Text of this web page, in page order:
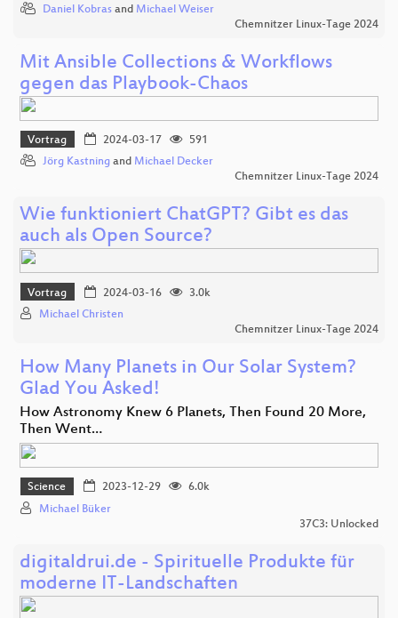
Daniel Kobras and Michael Weiser
Chemnitzer Linux-Tage 2024
Mit Ansible Collections & Workflows
gegen das Playbook-Chaos
Vortrag 2024-03-17
591
Jörg Kastning and Michael Decker
Chemnitzer Linux-Tage 2024
Wie funktioniert ChatGPT? Gibt es das
auch als Open Source?
Vortrag 2024-03-16
3.0k
Michael Christen
Chemnitzer Linux-Tage 2024
How Many Planets in Our Solar System?
Glad You Asked!
How Astronomy Knew 6 Planets, Then Found 20 More,
Then Went…
Science 2023-12-29
6.0k
Michael Büker
37C3: Unlocked
digitaldrui.de - Spirituelle Produkte für
moderne IT-Landschaften